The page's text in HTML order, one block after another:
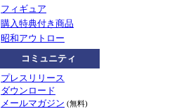
フィギュア
購入特典付き商品
昭和アウトロー
コミュニティ
プレスリリース
ダウンロード
メールマガジン (無料)